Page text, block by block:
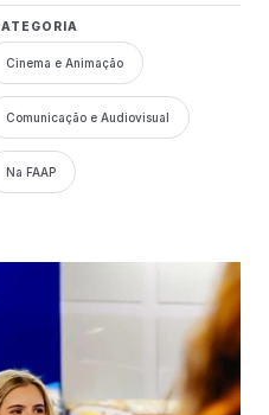
Cinema e Animação
Comunicação e Audiovisual
Na FAAP